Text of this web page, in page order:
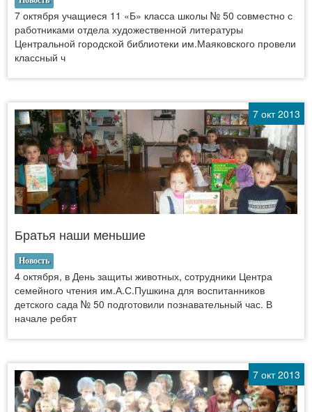
7 октября учащиеся 11 «Б» класса школы № 50 совместно с
работниками отдела художественной литературы
Центральной городской библиотеки им.Маяковского провели
классный ч
7 окт 2013
Братья наши меньшие
Новость
4 октября, в День защиты животных, сотрудники Центра
семейного чтения им.А.С.Пушкина для воспитанников
детского сада № 50 подготовили познавательный час. В
начале ребят
7 окт 2013